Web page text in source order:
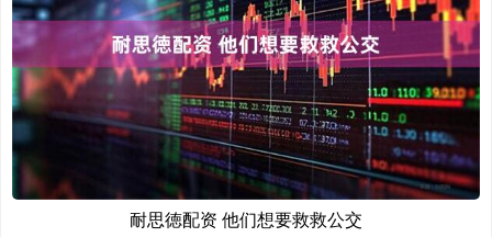
耐思徳配资 他们想要救救公交